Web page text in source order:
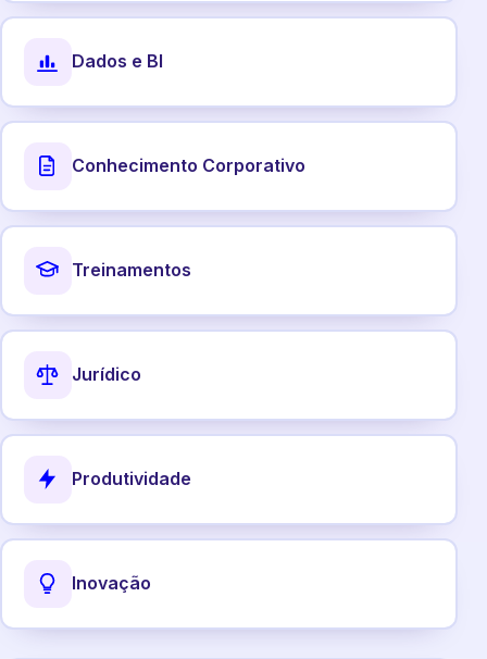
Dados e BI
Conhecimento Corporativo
Treinamentos
Jurídico
Produtividade
Inovação